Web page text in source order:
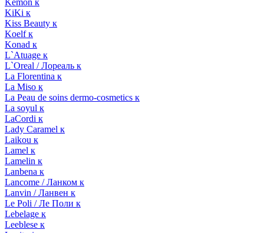
Kemon к
KiKi к
Kiss Beauty к
Koelf к
Konad к
L`Atuage к
L`Oreal / Лореаль к
La Florentina к
La Miso к
La Peau de soins dermo-cosmetics к
La soyul к
LaCordi к
Lady Caramel к
Laikou к
Lamel к
Lamelin к
Lanbena к
Lancome / Ланком к
Lanvin / Ланвен к
Le Poli / Ле Поли к
Lebelage к
Leeblese к